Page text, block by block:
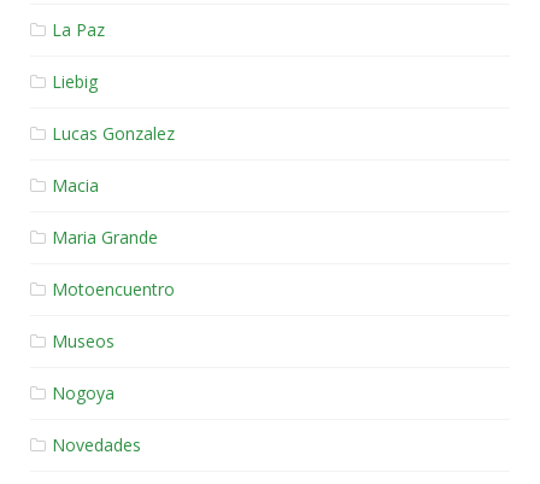
La Paz
Liebig
Lucas Gonzalez
Macia
Maria Grande
Motoencuentro
Museos
Nogoya
Novedades